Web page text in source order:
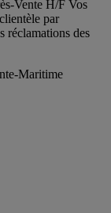
Vente H/F Vos
par
réclamations des
Maritime